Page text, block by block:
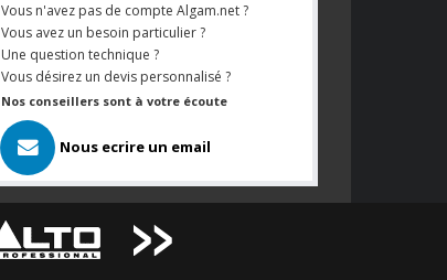
Vous n'avez pas de compte Algam.net ?
Vous avez un besoin particulier ?
Une question technique ?
Vous désirez un devis personnalisé ?
Nos conseillers sont à votre écoute
Nous ecrire un email